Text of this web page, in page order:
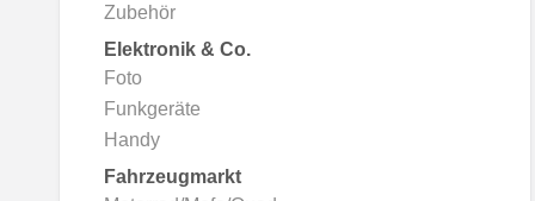
Zubehör
Elektronik & Co.
Foto
Funkgeräte
Handy
Fahrzeugmarkt